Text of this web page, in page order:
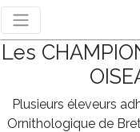
Les
Plusieurs éleveurs
Ornithologique de